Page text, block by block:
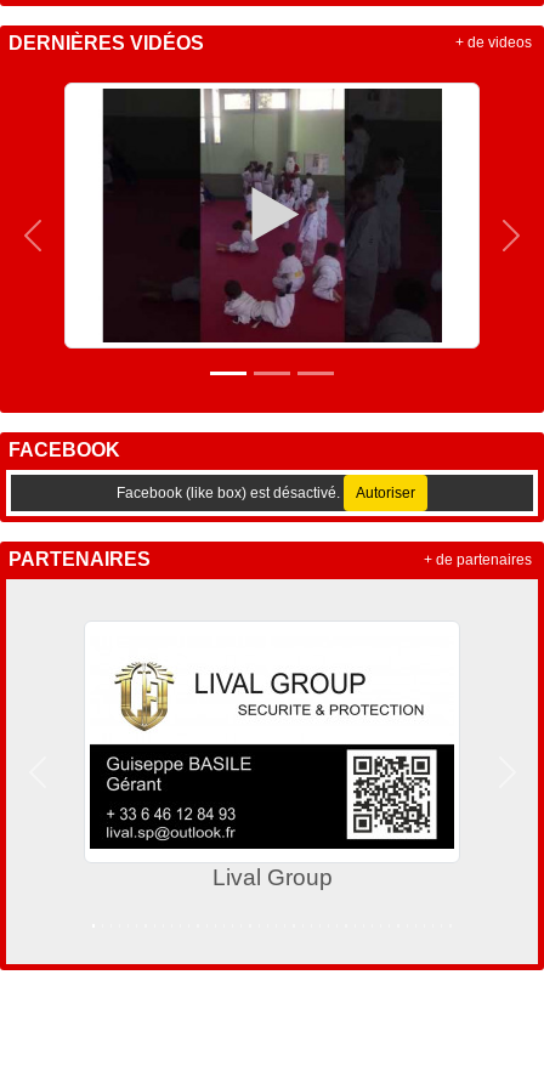
DERNIÈRES VIDÉOS
Précedent
+ de videos
FACEBOOK
Facebook (like box) est désactivé. Autoriser
PARTENAIRES
Lival Group
Précedent
+ de partenaires